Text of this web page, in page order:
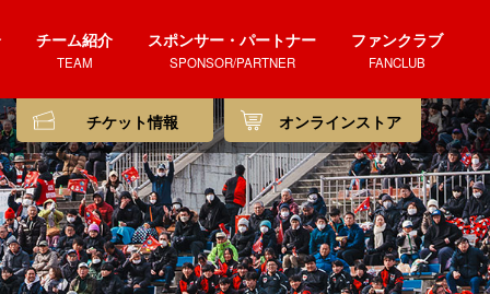
チーム紹介
TEAM
スポンサー・パートナー
SPONSOR/PARTNER
ファンクラブ
FANCLUB
チケット情報 オンラインストア